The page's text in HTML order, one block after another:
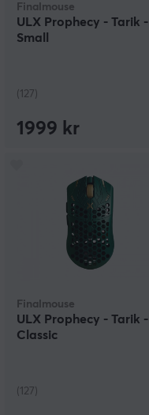
Finalmouse
ULX Prophecy - Tarik -
Small
(127)
1999 kr
Finalmouse
ULX Prophecy - Tarik -
Classic
(127)